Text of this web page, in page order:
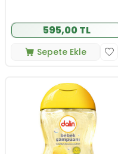
595,00 TL
Sepete Ekle